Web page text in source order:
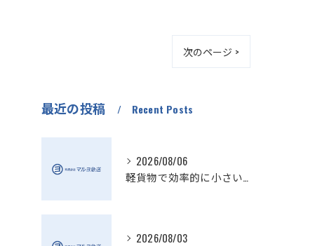
次のページ >
最近の投稿 Recent Posts
2026/08/06
軽貨物で効率的に小さい配送を実現
2026/08/03